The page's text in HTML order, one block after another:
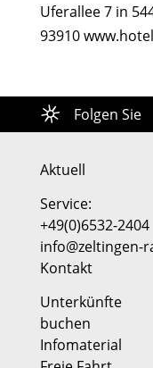
Uferallee 7 in
93910
Folgen Sie
Aktuell
Service:
+49(0)6532-2404
info@zeltingen-
Kontakt
Unterkünfte
buchen
Infomaterial